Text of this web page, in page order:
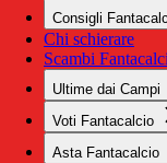
Consigli
Chi schierare
Scambi
Ultime dai Campi
Voti Fantacalcio
Asta Fantacalcio